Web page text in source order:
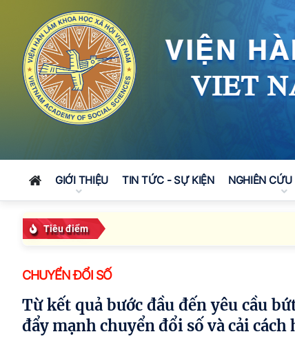
GIỚI THIỆU TIN TỨC - SỰ KIỆN NGHIÊN CỨU
Tiêu điểm
CHUYỂN ĐỔI SỐ
Từ kết quả bước đầu đến yêu cầu bứt phá: Viện Hàn lâm Khoa học xã hội Việt Nam
đẩy mạnh chuyển đổi số và cải